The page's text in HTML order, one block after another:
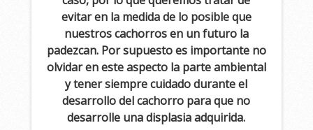
evitar en la medida de lo posible que
nuestros cachorros en un futuro la
padezcan. Por supuesto es importante no
olvidar en este aspecto la parte ambiental
y tener siempre cuidado durante el
desarrollo del cachorro para que no
desarrolle una displasia adquirida.